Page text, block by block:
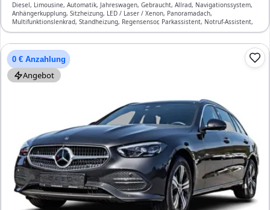
Diesel, Limousine, Automatik, Jahreswagen, Gebraucht, Allrad, Navigationssystem,
Anhängerkupplung, Sitzheizung, LED / Laser / Xenon, Panoramadach,
Multifunktionslenkrad, Standheizung, Regensensor, Parkassistent, Notruf-Assistent,
Lichtsensor, Start/Stopp-Automatik, Bluetooth, Freisprecheinrichtung,
0 € Anzahlung
Angebot